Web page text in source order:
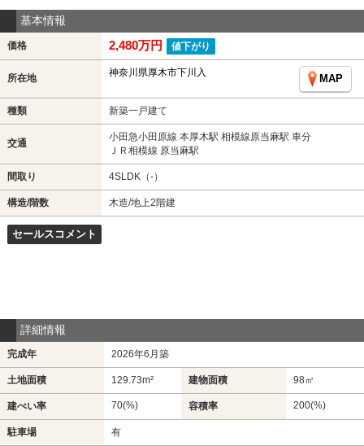
基本情報
価格 2,480万円 値下がり
所在地 神奈川県厚木市下川入
MAP
種類 新築一戸建て
交通
小田急小田原線 本厚木駅 相模線原当麻駅 車分
ＪＲ相模線 原当麻駅
間取り 4SLDK（-）
構造/階数 木造/地上2階建
セールスコメント
詳細情報
完成年 2026年6月築
土地面積 129.73m² 建物面積 98㎡
建ぺい率 70(%) 容積率 200(%)
駐車場 有